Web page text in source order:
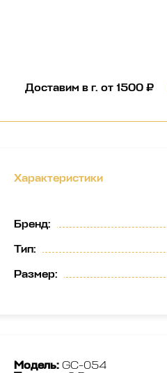
Доставим в г. от 1500 ₽
Характеристики
Бренд:
Тип:
Размер:
Модель: GС-054